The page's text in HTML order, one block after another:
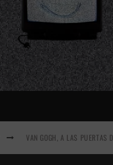
VAN GOGH, A LAS PUERTAS